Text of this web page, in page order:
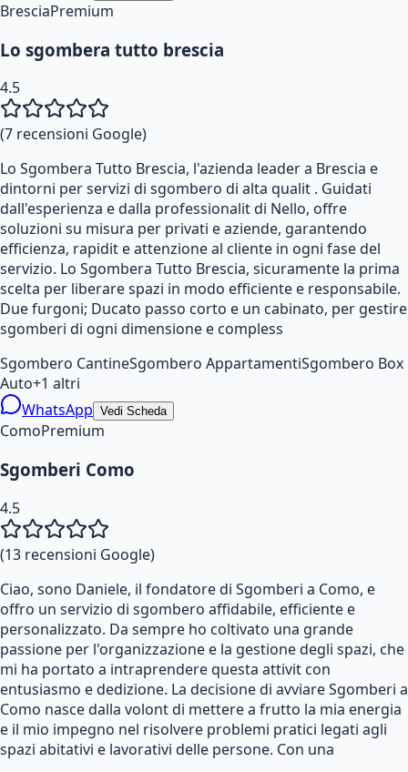
BresciaPremium
Lo sgombera tutto brescia
4.5
(7 recensioni Google)
Lo Sgombera Tutto Brescia, l'azienda leader a Brescia e
dintorni per servizi di sgombero di alta qualit . Guidati
dall'esperienza e dalla professionalit di Nello, offre
soluzioni su misura per privati e aziende, garantendo
efficienza, rapidit e attenzione al cliente in ogni fase del
servizio. Lo Sgombera Tutto Brescia, sicuramente la prima
scelta per liberare spazi in modo efficiente e responsabile.
Due furgoni; Ducato passo corto e un cabinato, per gestire
sgomberi di ogni dimensione e compless
Sgombero CantineSgombero AppartamentiSgombero Box
Auto+1 altri
WhatsApp Vedi Scheda
ComoPremium
Sgomberi Como
4.5
(13 recensioni Google)
Ciao, sono Daniele, il fondatore di Sgomberi a Como, e
offro un servizio di sgombero affidabile, efficiente e
personalizzato. Da sempre ho coltivato una grande
passione per l'organizzazione e la gestione degli spazi, che
mi ha portato a intraprendere questa attivit con
entusiasmo e dedizione. La decisione di avviare Sgomberi a
Como nasce dalla volont di mettere a frutto la mia energia
e il mio impegno nel risolvere problemi pratici legati agli
spazi abitativi e lavorativi delle persone. Con una